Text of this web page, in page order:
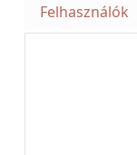
Felhasználók